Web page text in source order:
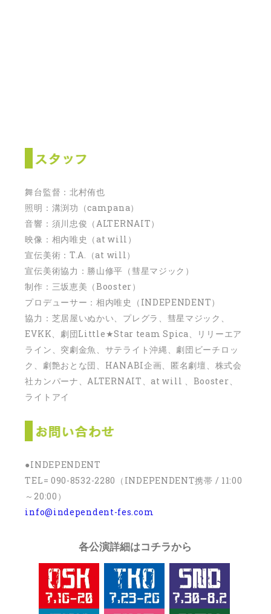
舞台監督：北村侑也
照明：溝渕功（campana）
音響：須川忠俊（ALTERNAIT）
映像：相内唯史（at will）
宣伝美術：T.A.（at will）
宣伝美術協力：勝山修平（彗星マジック）
制作：三坂恵美（Booster）
プロデューサー：相内唯史（INDEPENDENT）
協力：芝居屋いぬかい、プレグラ、彗星マジック、
EVKK、劇団Little★Star team Spica、リリーエア
ライン、突劇金魚、サテライト沖縄、劇団ビーチロッ
ク、劇艶おとな団、HANABI企画、匿名劇壇、株式会
社カンパーナ、ALTERNAIT、at will 、Booster、
ライトアイ
●INDEPENDENT
TEL= 090-8532-2280（INDEPENDENT携帯 / 11:00
～20:00）
info@independent-fes.com
各公演詳細はコチラから